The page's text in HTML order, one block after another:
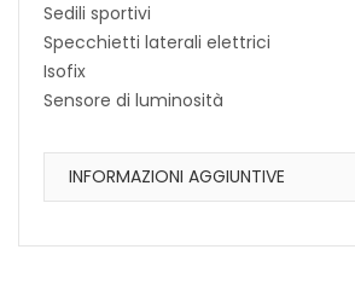
Sedili sportivi
Specchietti laterali elettrici
Isofix
Sensore di luminosità
INFORMAZIONI AGGIUNTIVE